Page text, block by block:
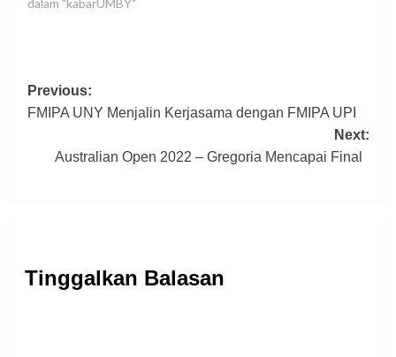
Post
navigation
Previous:
FMIPA UNY Menjalin Kerjasama dengan FMIPA UPI
Next:
Australian Open 2022 – Gregoria Mencapai Final
Tinggalkan Balasan